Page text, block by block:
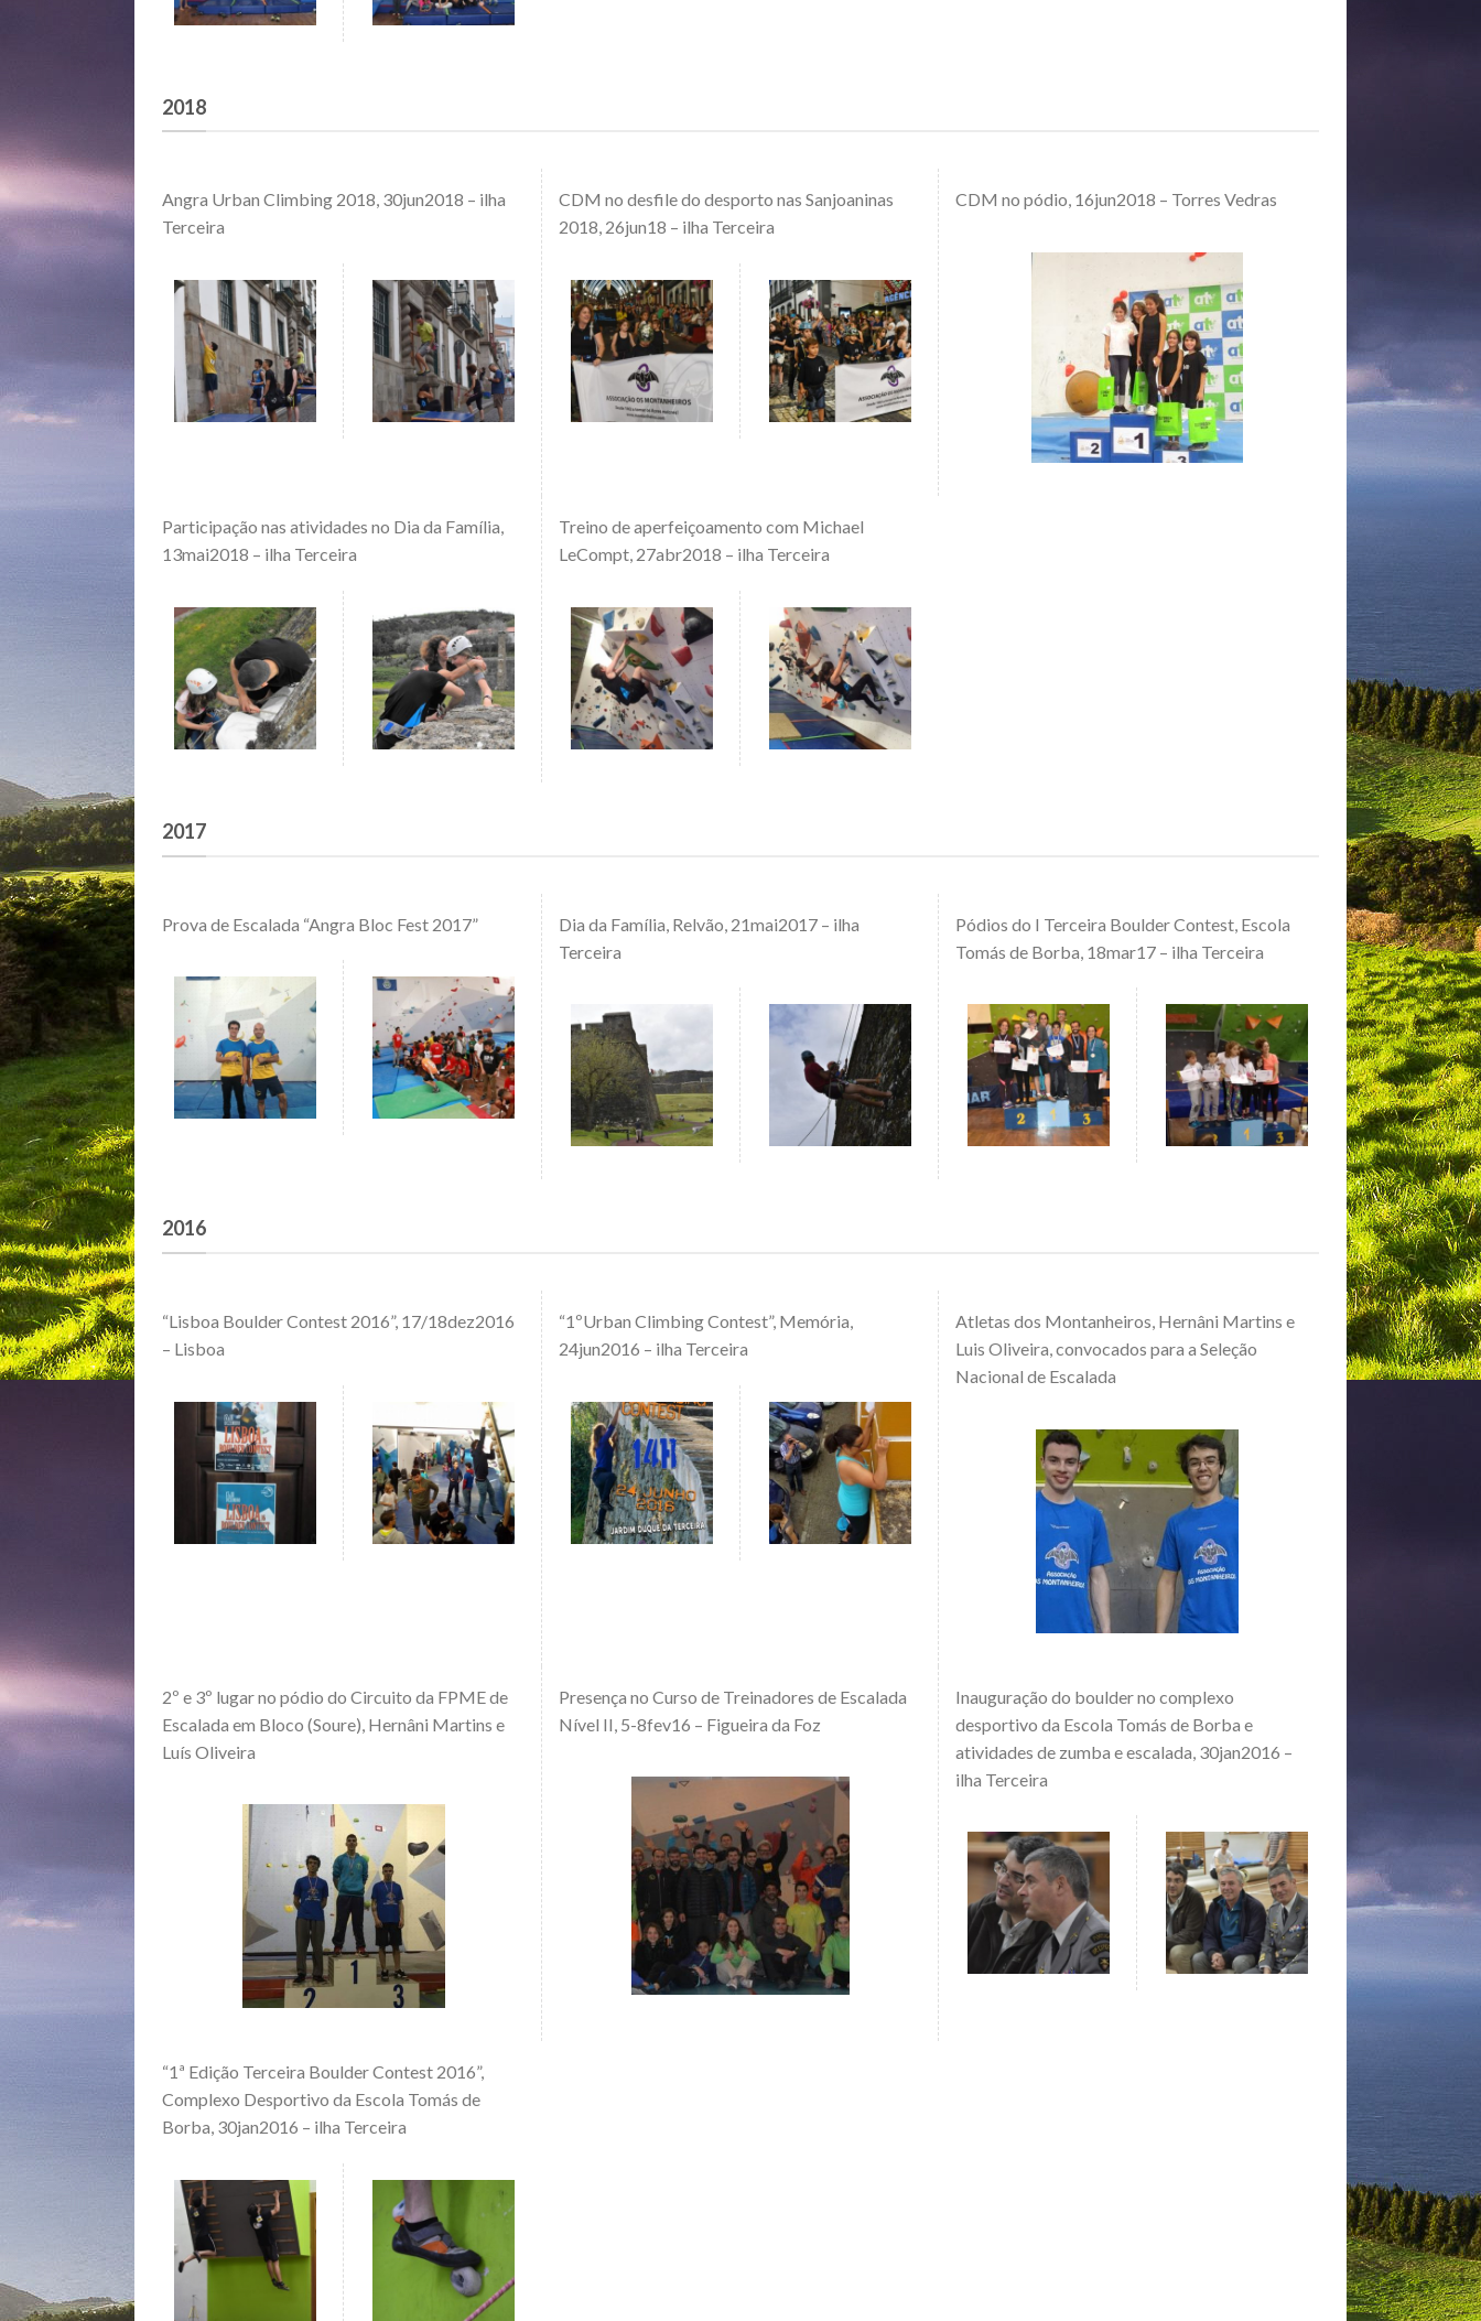
2018
Angra Urban Climbing 2018, 30jun2018 – ilha
Terceira
CDM no desfile do desporto nas Sanjoaninas
2018, 26jun18 – ilha Terceira
CDM no pódio, 16jun2018 – Torres Vedras
Participação nas atividades no Dia da Família,
13mai2018 – ilha Terceira
Treino de aperfeiçoamento com Michael
LeCompt, 27abr2018 – ilha Terceira
2017
Prova de Escalada “Angra Bloc Fest 2017”
Dia da Família, Relvão, 21mai2017 – ilha
Terceira
Pódios do I Terceira Boulder Contest, Escola
Tomás de Borba, 18mar17 – ilha Terceira
2016
“Lisboa Boulder Contest 2016”, 17/18dez2016
– Lisboa
“1ºUrban Climbing Contest”, Memória,
24jun2016 – ilha Terceira
Atletas dos Montanheiros, Hernâni Martins e
Luis Oliveira, convocados para a Seleção
Nacional de Escalada
2º e 3º lugar no pódio do Circuito da FPME de
Escalada em Bloco (Soure), Hernâni Martins e
Luís Oliveira
Presença no Curso de Treinadores de Escalada
Nível II, 5-8fev16 – Figueira da Foz
Inauguração do boulder no complexo
desportivo da Escola Tomás de Borba e
atividades de zumba e escalada, 30jan2016 –
ilha Terceira
“1ª Edição Terceira Boulder Contest 2016”,
Complexo Desportivo da Escola Tomás de
Borba, 30jan2016 – ilha Terceira